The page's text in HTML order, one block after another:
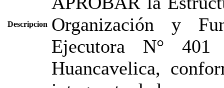
Descripcion Organización y
Ejecutora N° 401
Huancavelica,